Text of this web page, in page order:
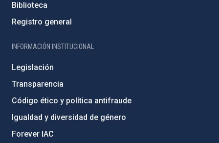
Biblioteca
Registro general
INFORMACIÓN INSTITUCIONAL
Legislación
Transparencia
Código ético y política antifraude
Igualdad y diversidad de género
Forever IAC